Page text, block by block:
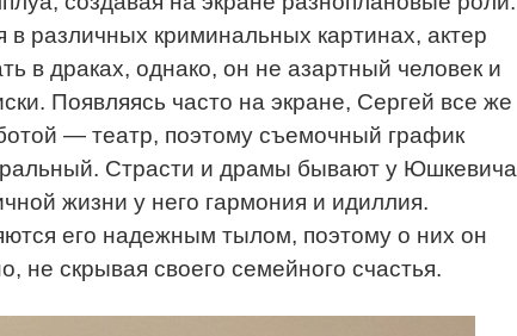
в различных криминальных картинах, актер
в драках, однако, он не азартный человек и
Появляясь часто на экране, Сергей все же
— театр, поэтому съемочный график
Страсти и драмы бывают у Юшкевича
жизни у него гармония и идиллия.
его надежным тылом, поэтому о них он
не скрывая своего семейного счастья.